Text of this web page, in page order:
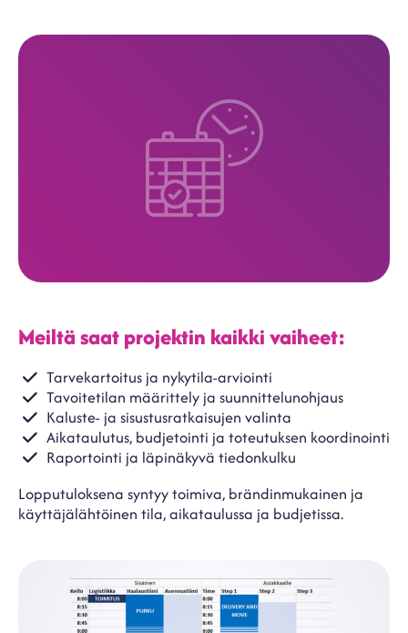
Meiltä saat projektin kaikki vaiheet:
Tarvekartoitus ja nykytila-arviointi
Tavoitetilan määrittely ja suunnittelunohjaus
Kaluste- ja sisustusratkaisujen valinta
Aikataulutus, budjetointi ja toteutuksen koordinointi
Raportointi ja läpinäkyvä tiedonkulku
Lopputuloksena syntyy toimiva, brändinmukainen ja
käyttäjälähtöinen tila, aikataulussa ja budjetissa.